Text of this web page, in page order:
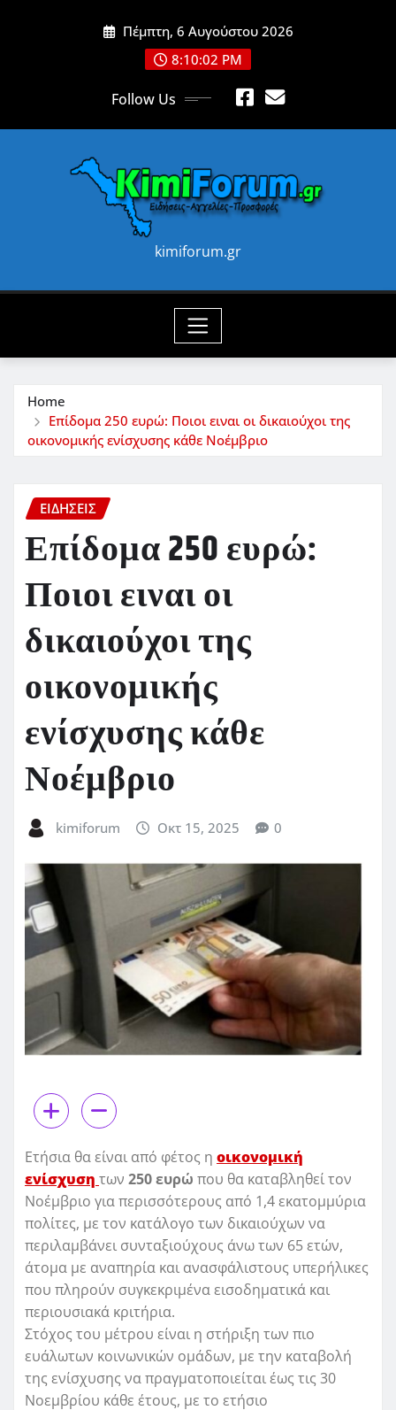
Πέμπτη, 6 Αυγούστου 2026
8:10:04 PM
Follow Us
kimiforum.gr
Home
Επίδομα 250 ευρώ: Ποιοι ειναι οι δικαιούχοι της
οικονομικής ενίσχυσης κάθε Νοέμβριο
ΕΙΔΗΣΕΙΣ
Επίδομα 250 ευρώ:
Ποιοι ειναι οι
δικαιούχοι της
οικονομικής
ενίσχυσης κάθε
Νοέμβριο
kimiforum Οκτ 15, 2025 0
Ετήσια θα είναι από φέτος η οικονομική
ενίσχυση των 250 ευρώ που θα καταβληθεί τον
Νοέμβριο για περισσότερους από 1,4 εκατομμύρια
πολίτες, με τον κατάλογο των δικαιούχων να
περιλαμβάνει συνταξιούχους άνω των 65 ετών,
άτομα με αναπηρία και ανασφάλιστους υπερήλικες
που πληρούν συγκεκριμένα εισοδηματικά και
περιουσιακά κριτήρια.
Στόχος του μέτρου είναι η στήριξη των πιο
ευάλωτων κοινωνικών ομάδων, με την καταβολή
της ενίσχυσης να πραγματοποιείται έως τις 30
Νοεμβρίου κάθε έτους, με το ετήσιο